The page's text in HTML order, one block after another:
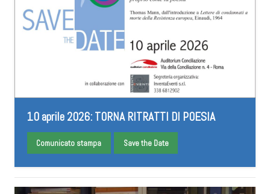
10 aprile 2026: TORNA RITRATTI DI POESIA
Comunicato stampa Save the Date